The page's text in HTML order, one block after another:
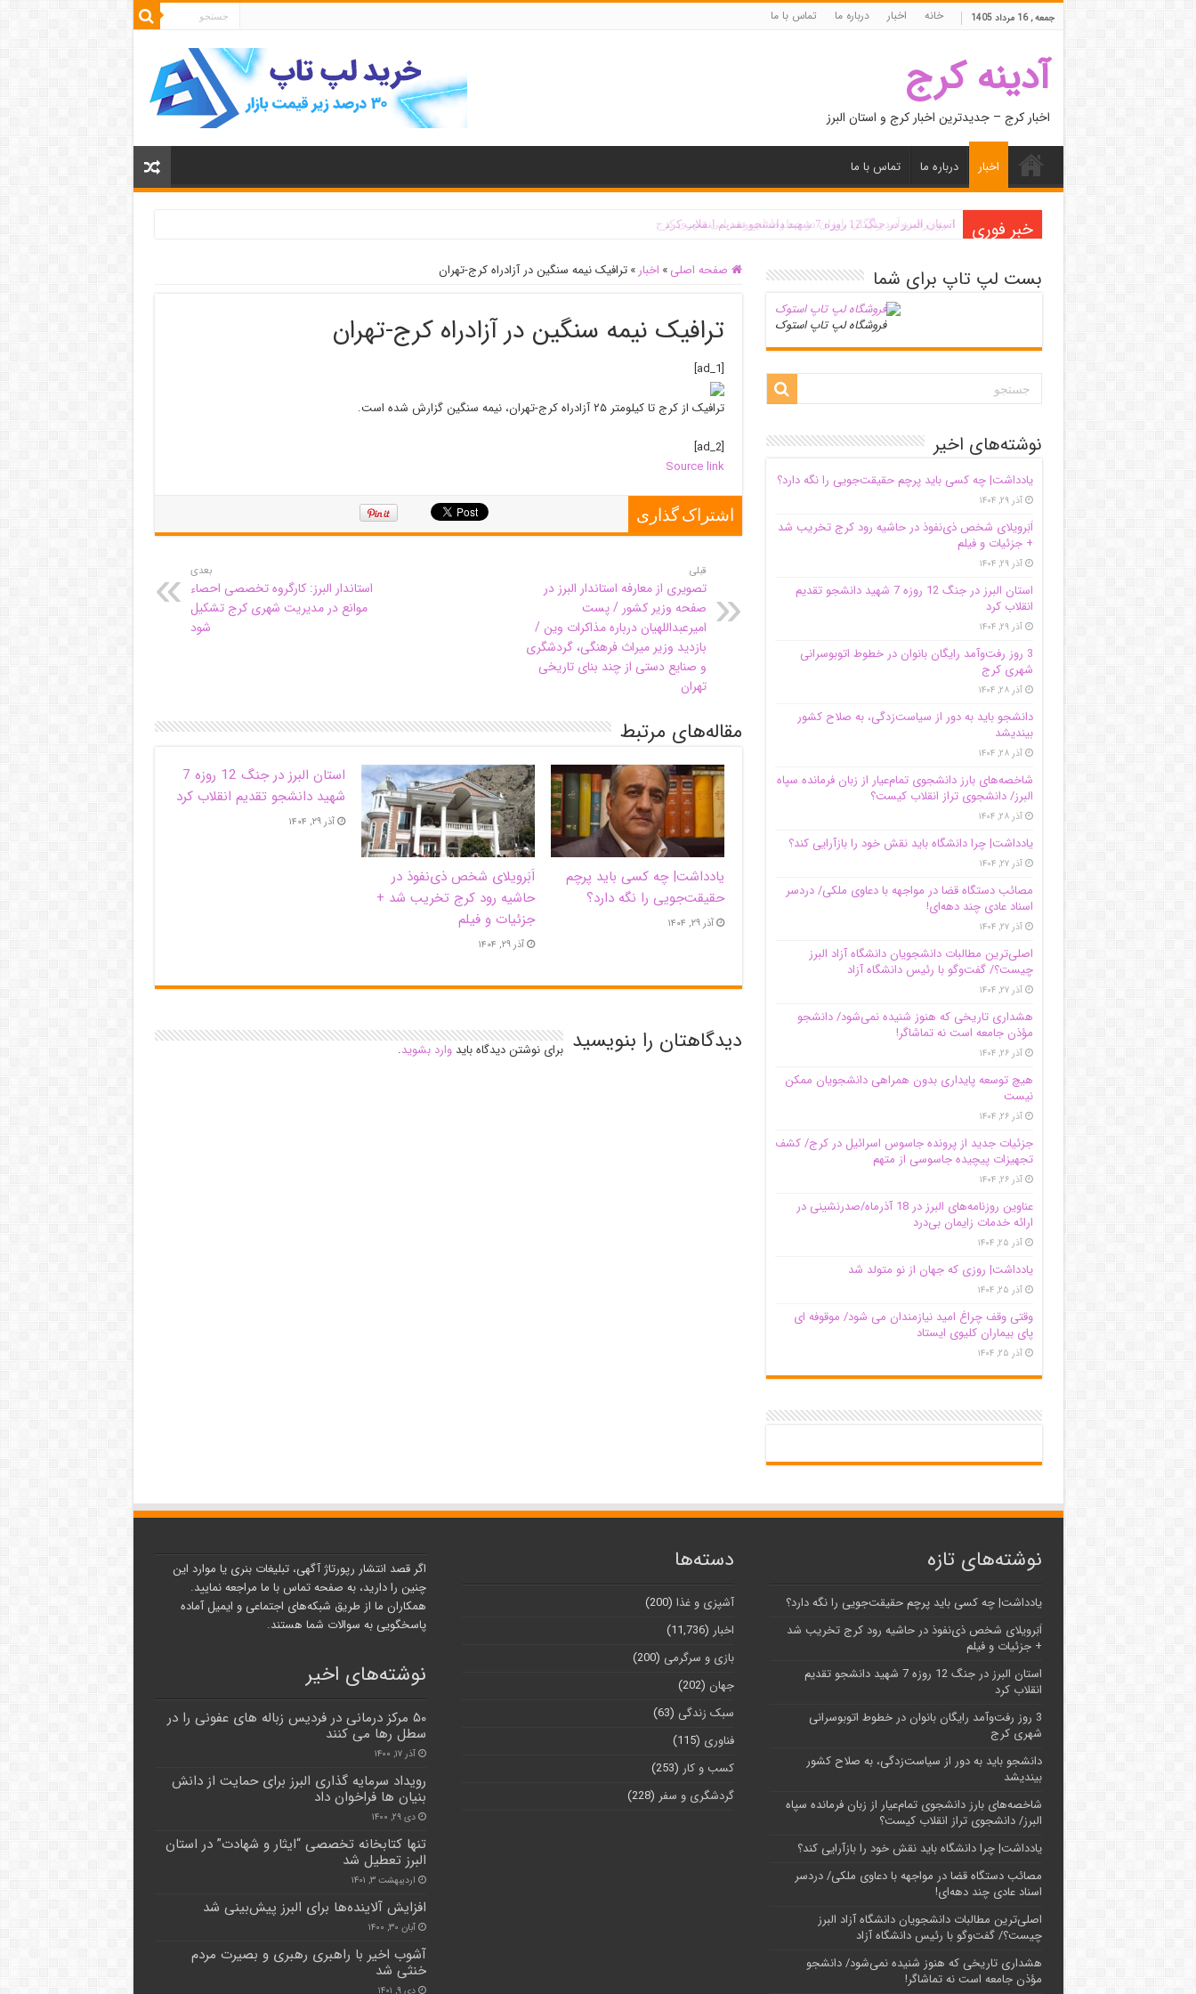
جمعه , 16 مرداد 1405 خانه اخبار درباره ما تماس با ما
آدینه کرج
اخبار کرج – جدیدترین اخبار کرج و استان البرز
اخبار درباره ما تماس با ما
خبر فوری 3 روز رفت‌وآمد رایگان بانوان در خطوط اتوبوسرانی شهری کرج
صفحه اصلی » اخبار » ترافیک نیمه سنگین در آزادراه کرج-تهران
ترافیک نیمه سنگین در آزادراه کرج-تهران
[ad_1]
ترافیک از کرج تا کیلومتر ۲۵ آزادراه کرج-تهران، نیمه سنگین گزارش شده است.
[ad_2]
Source link
اشتراک گذاری
قبلی
تصویری از معارفه استاندار البرز در
صفحه وزیر کشور / پست
امیرعبداللهیان درباره مذاکرات وین /
بازدید وزیر میراث فرهنگی، گردشگری
و صنایع دستی از چند بنای تاریخی
تهران
بعدی
استاندار البرز: کارگروه تخصصی احصاء
موانع در مدیریت شهری کرج تشکیل
شود
مقاله‌های مرتبط
یادداشت| ‌چه کسی باید پرچم
حقیقت‌جویی را نگه دارد؟
آذر ۲۹, ۱۴۰۴
اَبَر‌ویلای شخص ذی‌نفوذ در
حاشیه‌ رود کرج تخریب شد +
جزئیات و فیلم
آذر ۲۹, ۱۴۰۴
استان البرز در جنگ 12 روزه 7
شهید دانشجو تقدیم انقلاب کرد
آذر ۲۹, ۱۴۰۴
دیدگاهتان را بنویسید برای نوشتن دیدگاه بایدوارد بشوید.
بست لپ تاپ برای شما
فروشگاه لپ تاپ استوک
نوشته‌های اخیر
یادداشت| ‌چه کسی باید پرچم حقیقت‌جویی را نگه دارد؟
آذر ۲۹, ۱۴۰۴
اَبَر‌ویلای شخص ذی‌نفوذ در حاشیه‌ رود کرج تخریب شد
+ جزئیات و فیلم
آذر ۲۹, ۱۴۰۴
استان البرز در جنگ 12 روزه 7 شهید دانشجو تقدیم
انقلاب کرد
آذر ۲۹, ۱۴۰۴
3 روز رفت‌وآمد رایگان بانوان در خطوط اتوبوسرانی
شهری کرج
آذر ۲۸, ۱۴۰۴
دانشجو باید به دور از سیاست‌زدگی، به صلاح کشور
بیندیشد
آذر ۲۸, ۱۴۰۴
شاخصه‌های بارز دانشجوی تمام‌عیار از زبان فرمانده سپاه
البرز/ دانشجوی تراز انقلاب کیست؟
آذر ۲۸, ۱۴۰۴
یادداشت| چرا دانشگاه باید نقش خود را بازآرایی کند؟
آذر ۲۷, ۱۴۰۴
مصائب دستگاه قضا در مواجهه با دعاوی ملکی/ دردسر
اسناد عادی چند‌ دهه‌ای!
آذر ۲۷, ۱۴۰۴
اصلی‌ترین مطالبات دانشجویان دانشگاه آزاد البرز
چیست؟/ گفت‌وگو با رئیس دانشگاه آز‌اد
آذر ۲۷, ۱۴۰۴
هشداری تاریخی که هنوز شنیده نمی‌شود/ دانشجو
مؤذن جامعه است نه تماشاگر!
آذر ۲۶, ۱۴۰۴
هیچ توسعه پایداری بدون همراهی دانشجویان ممکن
نیست
آذر ۲۶, ۱۴۰۴
جزئیات جدید از پرونده جاسوس اسرائیل در کرج/‌ کشف
تجهیزات پیچیده جاسوسی از متهم
آذر ۲۶, ۱۴۰۴
عناوین روزنامه‌های البرز در ‌18 آذرماه/صدرنشینی در
ارائه خدمات زایمان بی‌درد
آذر ۲۵, ۱۴۰۴
یادداشت| روزی که جهان از نو متولد شد
آذر ۲۵, ۱۴۰۴
وقتی وقف چراغ امید نیازمندان می شود/ موقوفه ای
پای بیماران کلیوی ایستاد
آذر ۲۵, ۱۴۰۴
نوشته‌های تازه
یادداشت| ‌چه کسی باید پرچم حقیقت‌جویی را نگه دارد؟
اَبَر‌ویلای شخص ذی‌نفوذ در حاشیه‌ رود کرج تخریب شد
+ جزئیات و فیلم
استان البرز در جنگ 12 روزه 7 شهید دانشجو تقدیم
انقلاب کرد
3 روز رفت‌وآمد رایگان بانوان در خطوط اتوبوسرانی
شهری کرج
دانشجو باید به دور از سیاست‌زدگی، به صلاح کشور
بیندیشد
شاخصه‌های بارز دانشجوی تمام‌عیار از زبان فرمانده سپاه
البرز/ دانشجوی تراز انقلاب کیست؟
یادداشت| چرا دانشگاه باید نقش خود را بازآرایی کند؟
مصائب دستگاه قضا در مواجهه با دعاوی ملکی/ دردسر
اسناد عادی چند‌ دهه‌ای!
اصلی‌ترین مطالبات دانشجویان دانشگاه آزاد البرز
چیست؟/ گفت‌وگو با رئیس دانشگاه آز‌اد
هشداری تاریخی که هنوز شنیده نمی‌شود/ دانشجو
مؤذن جامعه است نه تماشاگر!
دسته‌ها
آشپزی و غذا (200)
اخبار (11,736)
بازی و سرگرمی (200)
جهان (202)
سبک زندگی (63)
فناوری (115)
کسب و کار (253)
گردشگری و سفر (228)
اگر قصد انتشار رپورتاژ آگهی، تبلیغات بنری یا موارد این
چنین را دارید، به صفحه تماس با ما مراجعه نمایید.
همکاران ما از طریق شبکه‌های اجتماعی و ایمیل آماده
پاسخگویی به سوالات شما هستند.
نوشته‌های اخیر
۵۰ مرکز درمانی در فردیس زباله های عفونی را در
سطل رها می کنند
آذر ۱۷, ۱۴۰۰
رویداد سرمایه گذاری البرز برای حمایت از دانش
بنیان ها فراخوان داد
دی ۲۹, ۱۴۰۰
تنها کتابخانه تخصصی “ایثار و شهادت” در استان
البرز تعطیل شد
اردیبهشت ۳, ۱۴۰۱
افزایش آلاینده‌ها برای البرز پیش‌بینی شد
آبان ۳۰, ۱۴۰۰
آشوب اخیر با راهبری رهبری و بصیرت مردم
خنثی شد
دی ۹, ۱۴۰۱